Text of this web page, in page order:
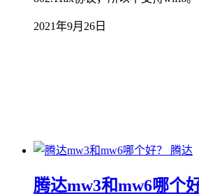
2021年9月26日
腾达
腾达mw3和mw6哪个好